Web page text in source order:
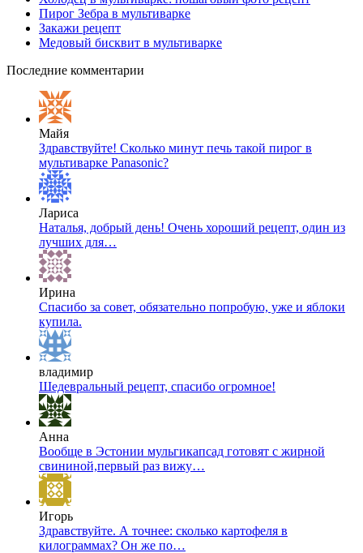
Пирог Зебра в мультиварке
Закажи рецепт
Медовый бисквит в мультиварке
Последние комментарии
Майя
Здравствуйте! Сколько минут печь такой пирог в
мультиварке Panasonic?
Лариса
Наталья, добрый день! Очень хороший рецепт, один из
лучших для…
Ирина
Спасибо за совет, обязательно попробую, уже и яблоки
купила.
владимир
Шедевральный рецепт, спасибо огромное!
Анна
Вообще в Эстонии мульгикапсад готовят с жирной
свининой,первый раз вижу…
Игорь
Здравствуйте. А точнее: сколько картофеля в
килограммах? Он же по…